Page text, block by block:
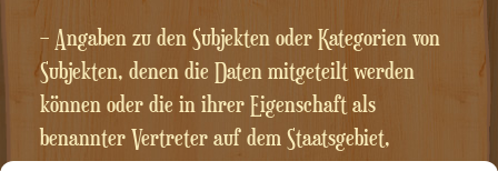
– Angaben zu den Subjekten oder Kategorien von
Subjekten, denen die Daten mitgeteilt werden
können oder die in ihrer Eigenschaft als
benannter Vertreter auf dem Staatsgebiet,